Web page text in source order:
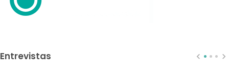
Entrevistas